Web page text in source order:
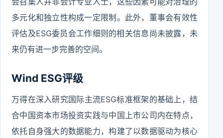
多元化和独立性构成一定限制。此外，董事会有效性
评估及ESG委员会工作细则的相关信息尚未披露，未
来仍有进一步完善的空间。
Wind ESG评级
万得在深入研究国际主流ESG标准框架的基础上，结
合中国资本市场投资实践与中国上市公司内在特点，
依托自身强大的数据能力，构建了以数据驱动为核心